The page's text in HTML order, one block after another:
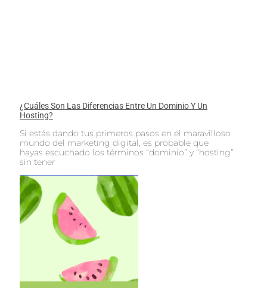
¿Cuáles Son Las Diferencias Entre Un Dominio Y Un
Hosting?
Si estás dando tus primeros pasos en el maravilloso
mundo del marketing digital, es probable que
hayas escuchado los términos “dominio” y “hosting”
sin tener